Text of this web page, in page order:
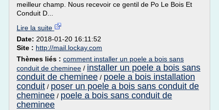
meilleur champ. Nous recevoir ce gentil de Po Le Bois Et
Conduit D...
Lire la suite
Date: 2018-01-20 16:11:52
Site : http://mail.lockay.com
Thèmes liés : comment installer un poele a bois sans
conduit de cheminee / installer un poele a bois sans
conduit de cheminee / poele a bois installation
conduit / poser un poele a bois sans conduit de
cheminee / poele a bois sans conduit de
cheminee